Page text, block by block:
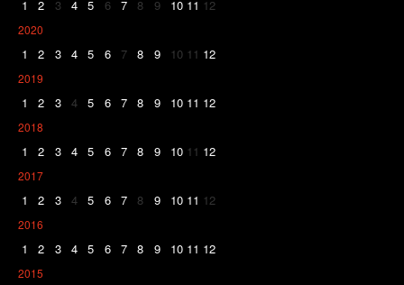
1 2 3 4 5 6 7 8 9 10 11 12
2020
1 2 3 4 5 6 7 8 9 10 11 12
2019
1 2 3 4 5 6 7 8 9 10 11 12
2018
1 2 3 4 5 6 7 8 9 10 11 12
2017
1 2 3 4 5 6 7 8 9 10 11 12
2016
1 2 3 4 5 6 7 8 9 10 11 12
2015